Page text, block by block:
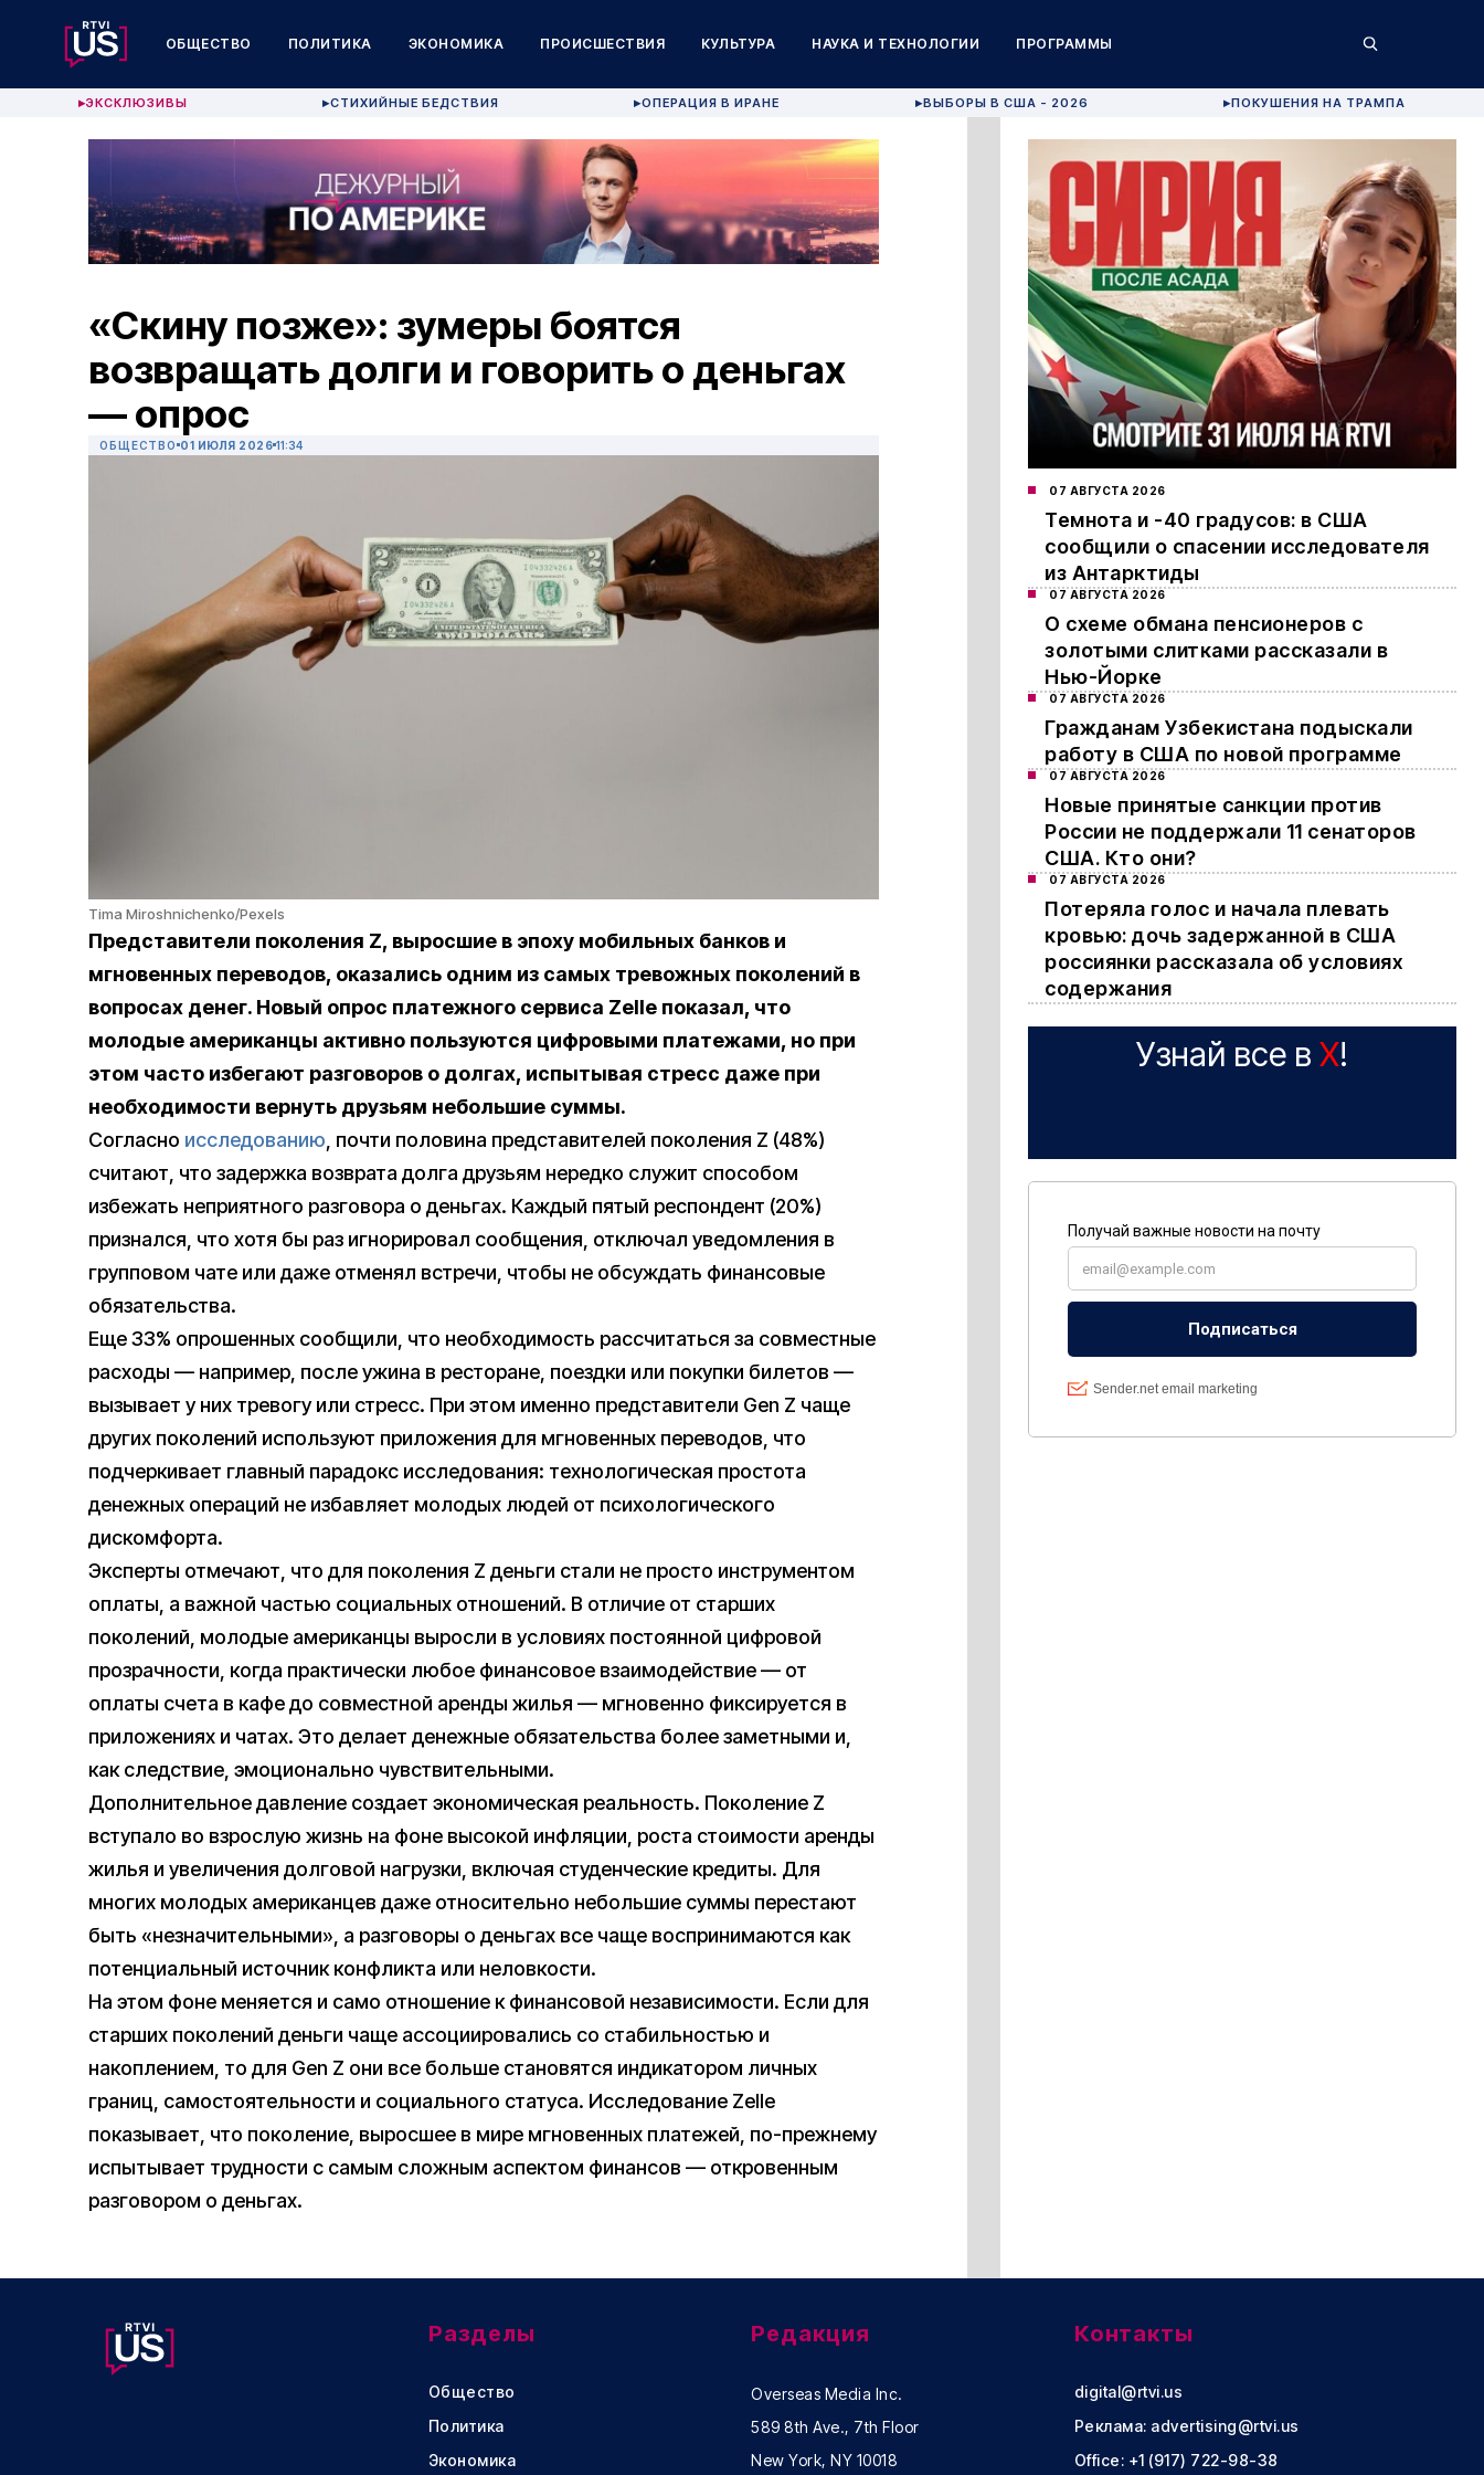
ОБЩЕСТВО ПОЛИТИКА ЭКОНОМИКА ПРОИСШЕСТВИЯ КУЛЬТУРА НАУКА И ТЕХНОЛОГИИ ПРОГРАММЫ
▶ЭКСКЛЮЗИВЫ ▶СТИХИЙНЫЕ БЕДСТВИЯ ▶ОПЕРАЦИЯ В ИРАНЕ ▶ВЫБОРЫ В США - 2026 ▶ПОКУШЕНИЯ НА ТРАМПА
«Скину позже»: зумеры боятся
возвращать долги и говорить о деньгах
— опрос
ОБЩЕСТВО 01 ИЮЛЯ 2026 11:34
Tima Miroshnichenko/Pexels
Представители поколения Z, выросшие в эпоху мобильных банков и
мгновенных переводов, оказались одним из самых тревожных поколений в
вопросах денег. Новый опрос платежного сервиса Zelle показал, что
молодые американцы активно пользуются цифровыми платежами, но при
этом часто избегают разговоров о долгах, испытывая стресс даже при
необходимости вернуть друзьям небольшие суммы.
Согласно исследованию, почти половина представителей поколения Z (48%)
считают, что задержка возврата долга друзьям нередко служит способом
избежать неприятного разговора о деньгах. Каждый пятый респондент (20%)
признался, что хотя бы раз игнорировал сообщения, отключал уведомления в
групповом чате или даже отменял встречи, чтобы не обсуждать финансовые
обязательства.
Еще 33% опрошенных сообщили, что необходимость рассчитаться за совместные
расходы — например, после ужина в ресторане, поездки или покупки билетов —
вызывает у них тревогу или стресс. При этом именно представители Gen Z чаще
других поколений используют приложения для мгновенных переводов, что
подчеркивает главный парадокс исследования: технологическая простота
денежных операций не избавляет молодых людей от психологического
дискомфорта.
Эксперты отмечают, что для поколения Z деньги стали не просто инструментом
оплаты, а важной частью социальных отношений. В отличие от старших
поколений, молодые американцы выросли в условиях постоянной цифровой
прозрачности, когда практически любое финансовое взаимодействие — от
оплаты счета в кафе до совместной аренды жилья — мгновенно фиксируется в
приложениях и чатах. Это делает денежные обязательства более заметными и,
как следствие, эмоционально чувствительными.
Дополнительное давление создает экономическая реальность. Поколение Z
вступало во взрослую жизнь на фоне высокой инфляции, роста стоимости аренды
жилья и увеличения долговой нагрузки, включая студенческие кредиты. Для
многих молодых американцев даже относительно небольшие суммы перестают
быть «незначительными», а разговоры о деньгах все чаще воспринимаются как
потенциальный источник конфликта или неловкости.
На этом фоне меняется и само отношение к финансовой независимости. Если для
старших поколений деньги чаще ассоциировались со стабильностью и
накоплением, то для Gen Z они все больше становятся индикатором личных
границ, самостоятельности и социального статуса. Исследование Zelle
показывает, что поколение, выросшее в мире мгновенных платежей, по-прежнему
испытывает трудности с самым сложным аспектом финансов — откровенным
разговором о деньгах.
07 АВГУСТА 2026
Темнота и -40 градусов: в США
сообщили о спасении исследователя
из Антарктиды
07 АВГУСТА 2026
О схеме обмана пенсионеров с
золотыми слитками рассказали в
Нью-Йорке
07 АВГУСТА 2026
Гражданам Узбекистана подыскали
работу в США по новой программе
07 АВГУСТА 2026
Новые принятые санкции против
России не поддержали 11 сенаторов
США. Кто они?
07 АВГУСТА 2026
Потеряла голос и начала плевать
кровью: дочь задержанной в США
россиянки рассказала об условиях
содержания
Узнай все в X!
Разделы
Общество
Политика
Экономика
Редакция
Overseas Media Inc.
589 8th Ave., 7th Floor
New York, NY 10018
Контакты
digital@rtvi.us
Реклама: advertising@rtvi.us
Office: +1 (917) 722-98-38